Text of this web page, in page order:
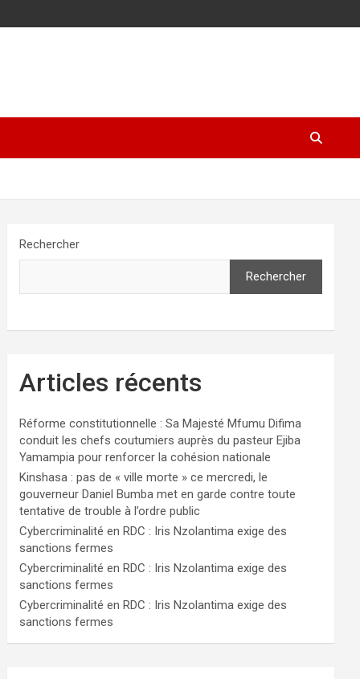
Rechercher
Rechercher
Articles récents
Réforme constitutionnelle : Sa Majesté Mfumu Difima
conduit les chefs coutumiers auprès du pasteur Ejiba
Yamampia pour renforcer la cohésion nationale
Kinshasa : pas de « ville morte » ce mercredi, le
gouverneur Daniel Bumba met en garde contre toute
tentative de trouble à l’ordre public
Cybercriminalité en RDC : Iris Nzolantima exige des
sanctions fermes
Cybercriminalité en RDC : Iris Nzolantima exige des
sanctions fermes
Cybercriminalité en RDC : Iris Nzolantima exige des
sanctions fermes